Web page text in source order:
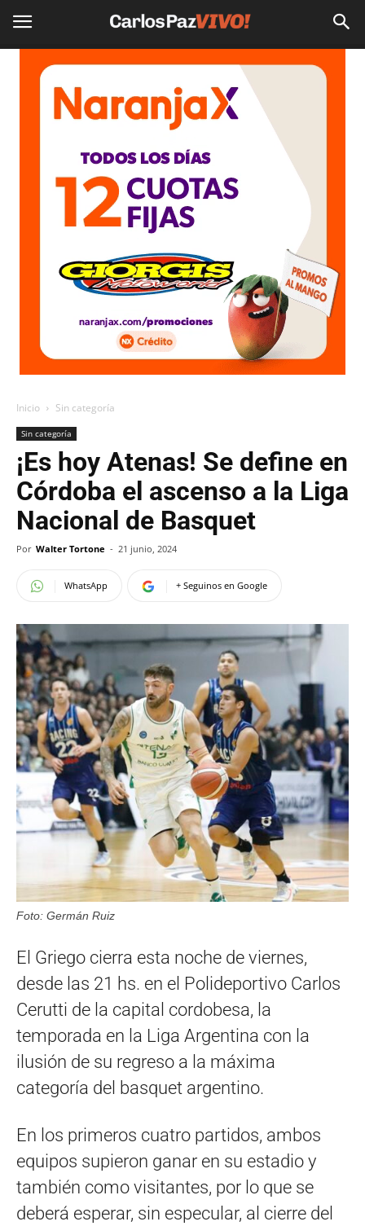
Inicio Sin categoría
Sin categoría
¡Es hoy Atenas! Se define en
Córdoba el ascenso a la Liga
Nacional de Basquet
Por Walter Tortone - 21 junio, 2024
WhatsApp + Seguinos en Google
Foto: Germán Ruiz
El Griego cierra esta noche de viernes,
desde las 21 hs. en el Polideportivo Carlos
Cerutti de la capital cordobesa, la
temporada en la Liga Argentina con la
ilusión de su regreso a la máxima
categoría del basquet argentino.
En los primeros cuatro partidos, ambos
equipos supieron ganar en su estadio y
también como visitantes, por lo que se
deberá esperar, sin especular, al cierre del